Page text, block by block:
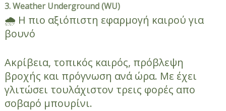
3. Weather Underground (WU)
🌧 Η πιο αξιόπιστη εφαρμογή καιρού για
βουνό
Ακρίβεια, τοπικός καιρός, πρόβλεψη
βροχής και πρόγνωση ανά ώρα. Με έχει
γλιτώσει τουλάχιστον τρεις φορές απο
σοβαρό μπουρίνι.